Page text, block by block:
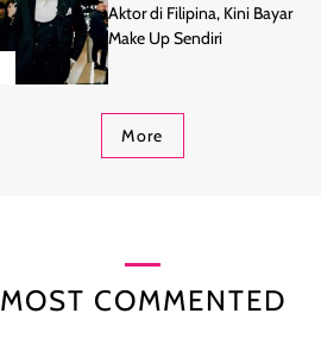
Aktor di Filipina, Kini Bayar
Make Up Sendiri
More
MOST COMMENTED